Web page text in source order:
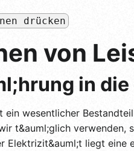
drücken
von
in
ein wesentlicher
t&auml;glich
Elektrizit&auml;t liegt eine